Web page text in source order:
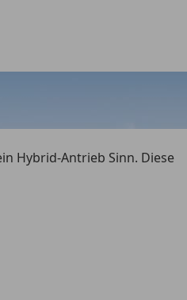
Hybrid-Antrieb Sinn. Diese